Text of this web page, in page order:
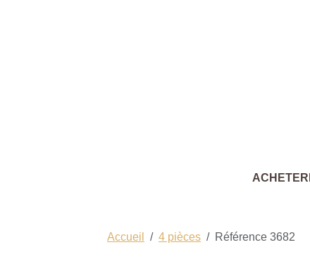
ACHETER
Accueil 4 pièces Référence 3682